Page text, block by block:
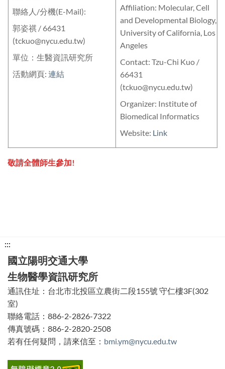
聯絡人/分機(E-Mail):
郭姿祺 / 66431
(tckuo@nycu.edu.tw)
單位：生醫資訊研究所
活動網頁: 連結
Affiliation: Molecular, Cell
and Developmental Biology,
University of California, Los
Angeles
Contact: Tzu-Chi Kuo /
66431
(tckuo@nycu.edu.tw)
Organizer: Institute of
Biomedical Informatics
Website: Link
敬請全體師生參加!
:::
方
功
能
區
塊
國立陽明交通大學
生物醫學資訊研究所
通訊住址：台北市北投區立農街二段155號 守仁樓3F(302
室)
聯絡電話：886-2-2826-7322
傳真號碼：886-2-2820-2508
若有任何疑問，請來信至： bmi.ym@nycu.edu.tw